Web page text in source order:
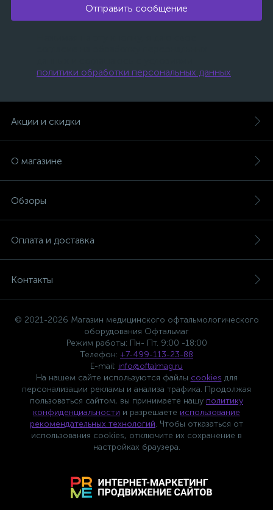
Отправить сообщение
политики обработки персональных данных
Акции и скидки
О магазине
Обзоры
Оплата и доставка
Контакты
© 2021-2026 Магазин медицинского офтальмологического
оборудования Офтальмаг
Режим работы: Пн- Пт. 9:00 -18:00
Телефон: +7-499-113-23-88
E-mail: info@oftalmag.ru
На нашем сайте используются файлы cookies для
персонализации рекламы и анализа трафика. Продолжая
пользоваться сайтом, вы принимаете нашу политику
конфиденциальности и разрешаете использование
рекомендательных технологий. Чтобы отказаться от
использования cookies, отключите их сохранение в
настройках браузера.